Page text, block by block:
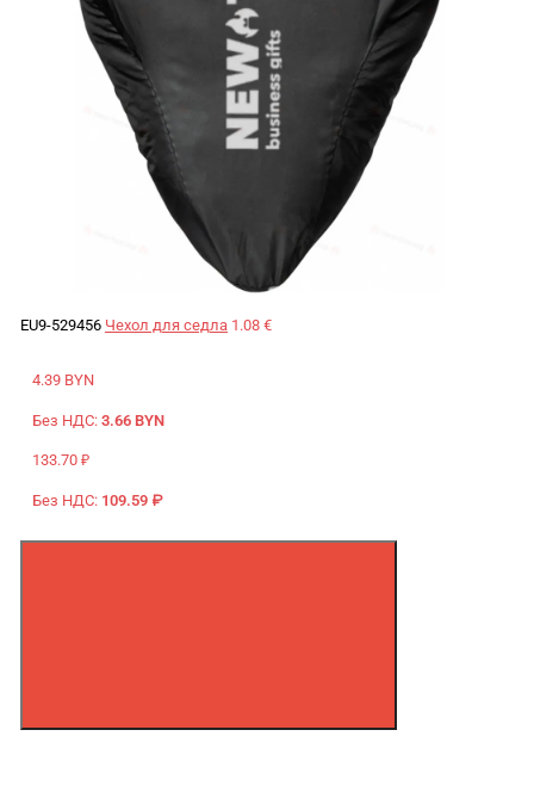
EU9-529456 Чехол для седла 1.08 €
4.39 BYN
Без НДС: 3.66 BYN
133.70 ₽
Без НДС: 109.59 ₽